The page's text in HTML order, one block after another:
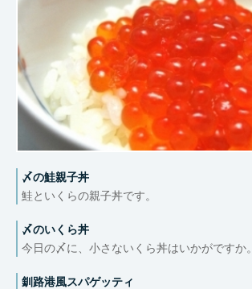
〆の鮭親子丼
鮭といくらの親子丼です。
〆のいくら丼
今日の〆に、小さないくら丼はいかがですか。
釧路港風スパゲッティ